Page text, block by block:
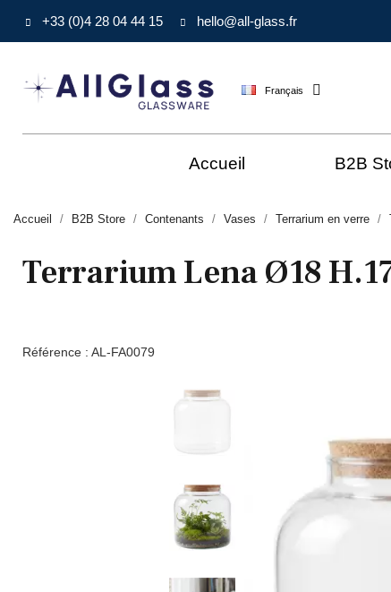
+33 (0)4 28 04 44 15 hello@all-glass.fr
Français
Accueil B2B
Accueil B2B Store Contenants Vases Terrarium en verre
Terrarium Lena Ø18
Référence : AL-FA0079